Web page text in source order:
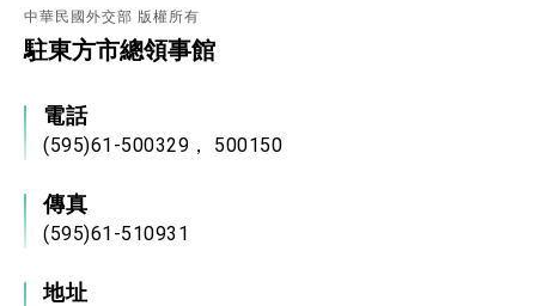
外交部重要言論
中華民國外交部 版權所有
駐東方市總領事館
電話
(595)61-500329， 500150
傳真
(595)61-510931
地址